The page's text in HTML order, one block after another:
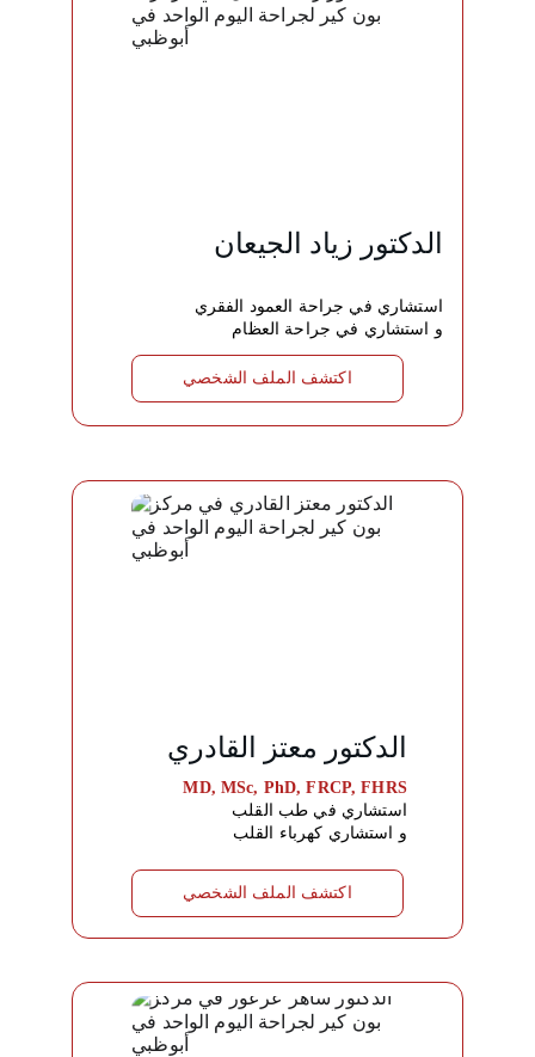
الدكتور زياد الجيعان
استشاري في جراحة العمود الفقري
و استشاري في جراحة العظام
الدكتور معتز القادري
MD, MSc, PhD, FRCP, FHRS
استشاري في طب القلب
و استشاري كهرباء القلب
اكتشف الملف الشخصي
اكتشف الملف الشخصي